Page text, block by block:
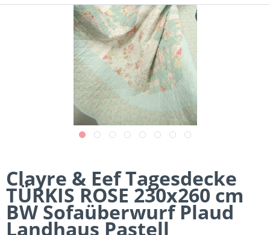
Clayre & Eef Tagesdecke
TÜRKIS ROSE 230x260 cm
BW Sofaüberwurf Plaud
Landhaus Pastell